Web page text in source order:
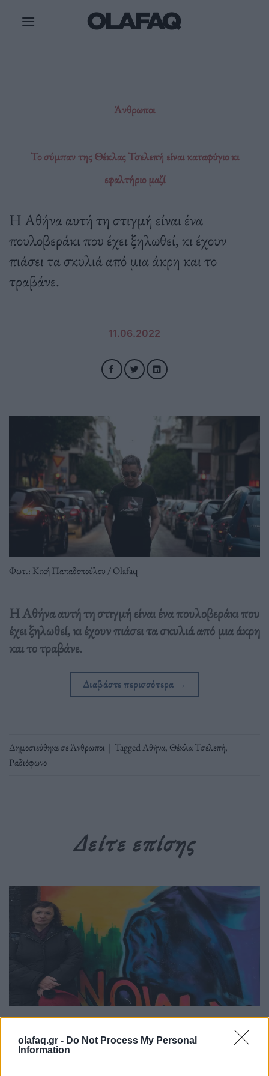
olafaq.gr - Do Not Process My Personal
Information
Άνθρωποι
Το σύμπαν της Θέκλας Τσελεπή είναι καταφύγιο κι
εφαλτήριο μαζί
Η Αθήνα αυτή τη στιγμή είναι ένα
πουλοβεράκι που έχει ξηλωθεί, κι έχουν
πιάσει τα σκυλιά από μια άκρη και το
τραβάνε.
11.06.2022
Φωτ.: Κική Παπαδοπούλου / Olafaq
Η Αθήνα αυτή τη στιγμή είναι ένα πουλοβεράκι που
έχει ξηλωθεί, κι έχουν πιάσει τα σκυλιά από μια άκρη
και το τραβάνε.
Διαβάστε περισσότερα →
Δημοσιεύθηκε σεΆνθρωποι | TaggedΑθήνα, Θέκλα Τσελεπή,
Ραδιόφωνο
Δείτε επίσης
Χίλντα Παπαδημητρίου: «Με ενδιαφέρει η